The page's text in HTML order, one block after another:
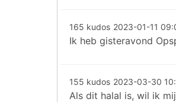
165 kudos 2023-01-11
Ik heb gisteravond
155 kudos 2023-03-30
Als dit halal is, wil ik